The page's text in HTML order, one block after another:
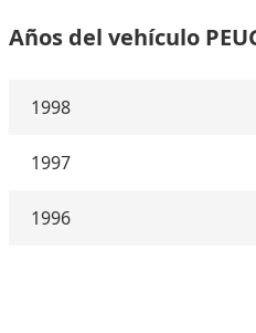
Años del vehículo
1998
1997
1996